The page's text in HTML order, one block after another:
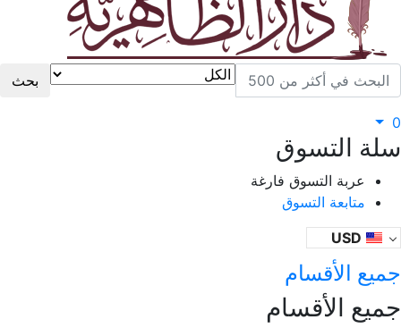
بحث
0
سلة التسوق
عربة التسوق فارغة
متابعة التسوق
USD
جميع الأقسام
جميع الأقسام